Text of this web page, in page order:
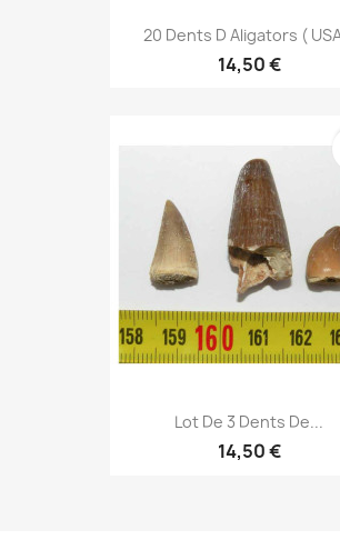
20 Dents D Aligators (
14,50 €
Lot De 3 Dents De...
14,50 €